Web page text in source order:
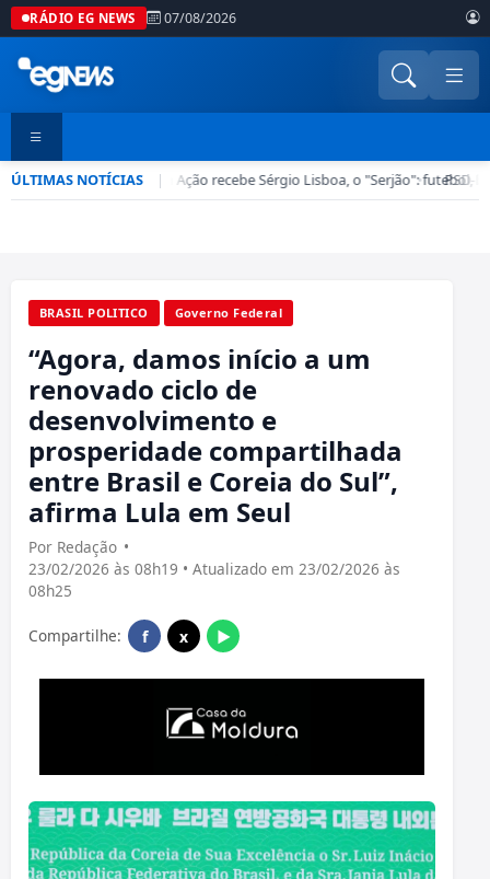
RÁDIO EG NEWS 07/08/2026
ÚLTIMAS NOTÍCIAS |
Esporte em Ação recebe Sérgio Lisboa, o "Serjão": futebol,
• PSD-
BRASIL POLITICO Governo Federal
“Agora, damos início a um
renovado ciclo de
desenvolvimento e
prosperidade compartilhada
entre Brasil e Coreia do Sul”,
afirma Lula em Seul
Por Redação •
23/02/2026 às 08h19 • Atualizado em 23/02/2026 às
08h25
Compartilhe: f x ▶